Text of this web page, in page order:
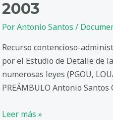
2003
PorAntonio Santos /
Recurso contencioso-
por el Estudio de Detalle de
numerosas leyes (PGOU,
PREÁMBULO Antonio
RECURSO
Leer más »